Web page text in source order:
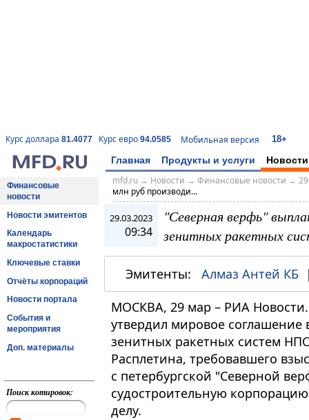
Курс доллара 81.4077 Курс евро 94.0585 Мобильная версия 18+
Главная Продукты и услуги Новости
Финансовые
новости
Новости эмитентов
Календарь
макростатистики
Ключевые ставки
Отчёты корпораций
Новости портала
События и
мероприятия
Доп. материалы
Поиск котировок:
mfd.ru→ Новости → Финансовые новости →
млн руб производи...
29.03.2023
09:34
"Северная верфь"
зенитных ракетных
Эмитенты: Алмаз Антей КБ
МОСКВА, 29 мар – РИА
утвердил мировое соглашение
зенитных ракетных систем
Расплетина, требовавшего
с петербургской "Северной
судостроительную
делу.